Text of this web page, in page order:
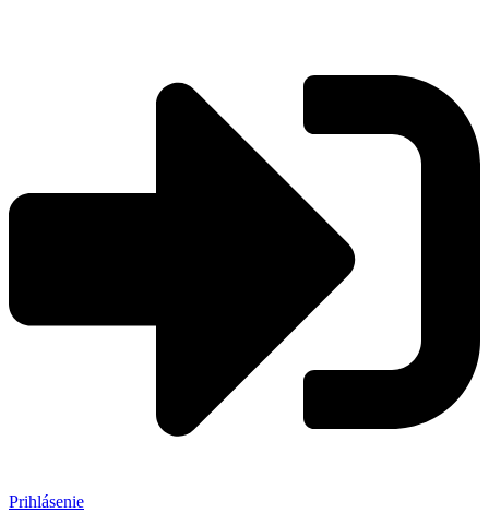
Prihlásenie